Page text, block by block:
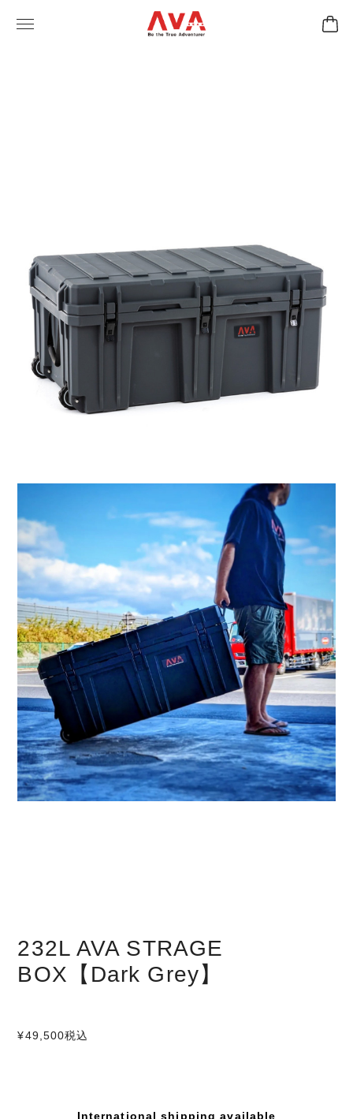
232L AVA STRAGE
BOX【Dark Grey】
¥49,500税込
International shipping available